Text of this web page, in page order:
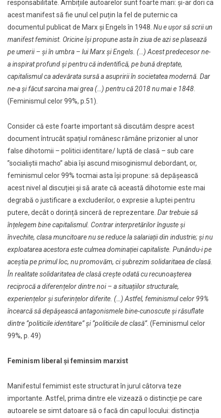
responsabilitate. Ambițiile autoarelor sunt foarte mari: și-ar dori ca
acest manifest să fie unul cel puțin la fel de puternic ca
documentul publicat de Marx și Engels în 1948. Nu e ușor să scrii un
manifest feminist. Oricine își propune asta în ziua de azi se plasează
pe umerii – și în umbra – lui Marx și Engels. (…) Acest predecesor ne-
a inspirat profund și pentru că indentifică, pe bună dreptate,
capitalismul ca adevărata sursă a asupririi în societatea modernă. Dar
ne-a și făcut sarcina mai grea (…) pentru că 2018 nu mai e 1848
(Feminismul celor 99%, p.51).
Consider că este foarte important să discutăm despre acest
document întrucât spațiul românesc rămâne prizonier al unor
false dihotomii – politici identitare/ luptă de clasă – sub care
”socialiștii macho” abia își ascund misoginismul debordant, or,
feminismul celor 99% tocmai asta își propune: să depășească
acest nivel al discuției și să arate că această dihotomie este mai
degrabă o justificare a excluderilor, o expresie a luptei pentru
putere, decât o dorință sinceră de reprezentare. Dar trebuie să
înțelegem bine capitalismul. Contrar interpretărilor înguste și
învechite, clasa muncitoare nu se reduce la salariații din industrie; și nu
exploatarea acestora este culmea dominației capitaliste. Punându-i pe
aceștia pe primul loc, nu promovăm, ci șubrezim solidaritaea de clasă.
În realitate solidaritatea de clasă crește odată cu recunoașterea
reciprocă a diferențelor dintre noi – a situațiilor structurale,
experiențelor și suferințelor diferite. (…) Astfel, feminismul celor 99%
încearcă să depășească antagonismele bine-cunoscute și răsuflate
dintre ”politicile identitare” și ”politicile de clasă”. (Feminismul celor
99%, p. 49)
Feminism liberal și feminsim marxist
Manifestul femimist este structurat în jurul câtorva teze
importante. Astfel, prima dintre ele vizează o distincție pe care
autoarele se simt datoare să o facă din capul locului: distincția